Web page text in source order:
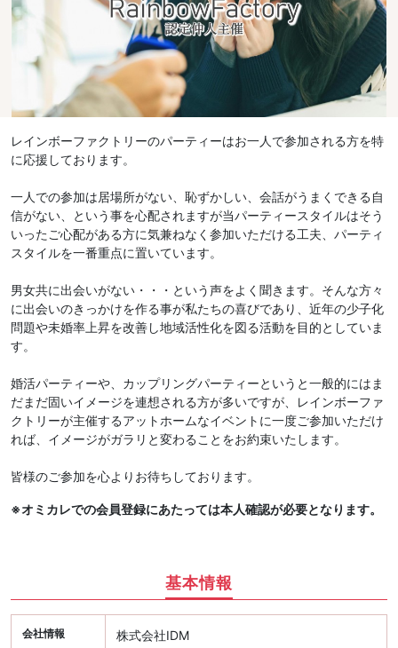
レインボーファクトリーのパーティーはお一人で参加される方を特
に応援しております。
一人での参加は居場所がない、恥ずかしい、会話がうまくできる自
信がない、という事を心配されますが当パーティースタイルはそう
いったご心配がある方に気兼ねなく参加いただける工夫、パーティ
スタイルを一番重点に置いています。
男女共に出会いがない・・・という声をよく聞きます。そんな方々
に出会いのきっかけを作る事が私たちの喜びであり、近年の少子化
問題や未婚率上昇を改善し地域活性化を図る活動を目的としていま
す。
婚活パーティーや、カップリングパーティーというと一般的にはま
だまだ固いイメージを連想される方が多いですが、レインボーファ
クトリーが主催するアットホームなイベントに一度ご参加いただけ
れば、イメージがガラリと変わることをお約束いたします。
皆様のご参加を心よりお待ちしております。
※オミカレでの会員登録にあたっては本人確認が必要となります。
基本情報
会社情報 株式会社IDM